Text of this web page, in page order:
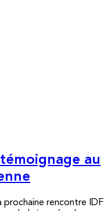
au
prochaine rencontre IDF